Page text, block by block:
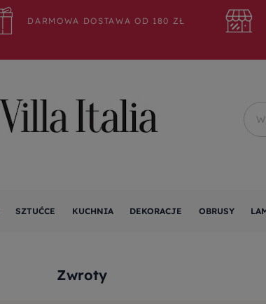
DARMOWA DOSTAWA OD 180 ZŁ
SZTUĆCE KUCHNIA DEKORACJE OBRUSY
Zwroty